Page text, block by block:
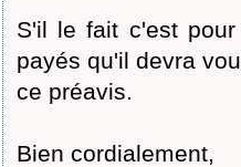
S'il le fait c'est pour
payés qu'il devra
ce préavis.
Bien cordialement,